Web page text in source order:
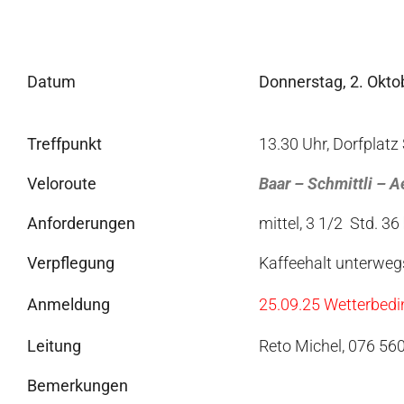
Datum Donnerstag, 2.
Treffpunkt 13.30 Uhr,
Veloroute Baar – Schmittli –
Anforderungen mittel, 3 1/2 Std.
Verpflegung Kaffeehalt
Anmeldung 25.09.25
Leitung Reto Michel, 076
Bemerkungen